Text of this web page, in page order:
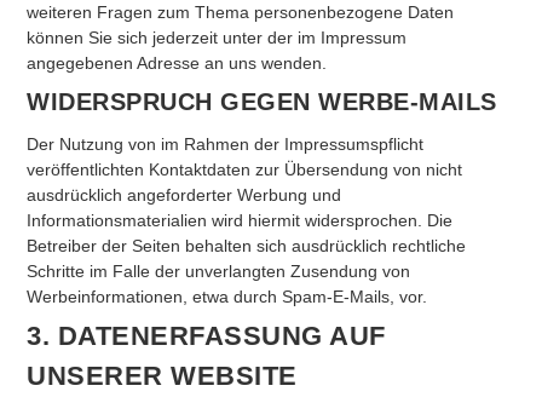
weiteren Fragen zum Thema personenbezogene Daten
können Sie sich jederzeit unter der im Impressum
angegebenen Adresse an uns wenden.
WIDERSPRUCH GEGEN WERBE-MAILS
Der Nutzung von im Rahmen der Impressumspflicht
veröffentlichten Kontaktdaten zur Übersendung von nicht
ausdrücklich angeforderter Werbung und
Informationsmaterialien wird hiermit widersprochen. Die
Betreiber der Seiten behalten sich ausdrücklich rechtliche
Schritte im Falle der unverlangten Zusendung von
Werbeinformationen, etwa durch Spam-E-Mails, vor.
3. DATENERFASSUNG AUF
UNSERER WEBSITE